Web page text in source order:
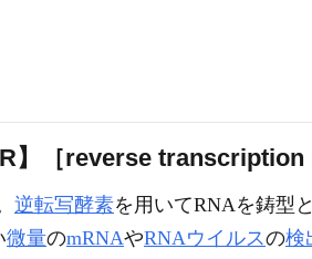
】［reverse transcription
逆転写酵素を用いてRNAを鋳型
微量のmRNAやRNAウイルスの検